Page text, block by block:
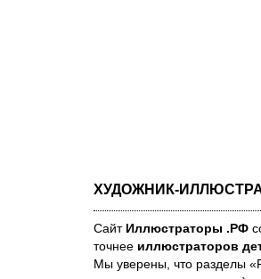
ХУДОЖНИК-
Сайт Иллюстраторы .РФ
точнее иллюстраторов
Мы уве­ре­ны, что раз­де­лы